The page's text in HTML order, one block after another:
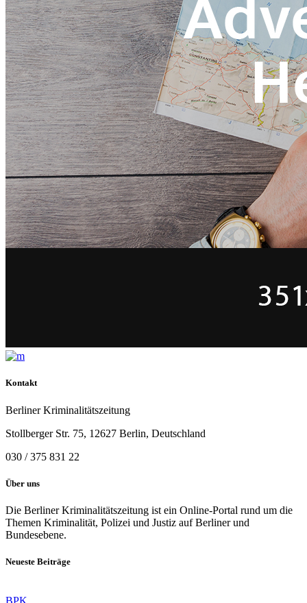
Kontakt
Berliner Kriminalitätszeitung
Stollberger Str. 75, 12627 Berlin, Deutschland
030 / 375 831 22
Über uns
Die Berliner Kriminalitätszeitung ist ein Online-Portal rund um die
Themen Kriminalität, Polizei und Justiz auf Berliner und
Bundesebene.
Neueste Beiträge